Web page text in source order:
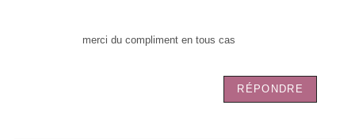
merci du compliment en tous cas
RÉPONDRE